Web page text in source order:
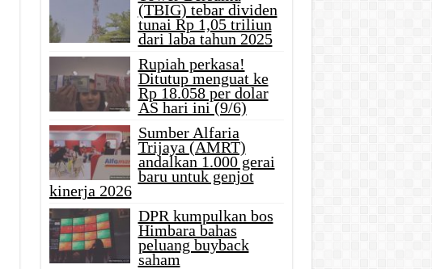
(TBIG) tebar dividen
tunai Rp 1,05 triliun
dari laba tahun 2025
Rupiah perkasa!
Ditutup menguat ke
Rp 18.058 per dolar
AS hari ini (9/6)
Sumber Alfaria
Trijaya (AMRT)
andalkan 1.000 gerai
baru untuk genjot
kinerja 2026
DPR kumpulkan bos
Himbara bahas
peluang buyback
saham